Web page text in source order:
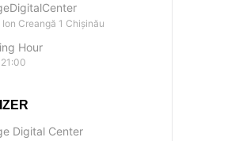
Ion Creangă 1 Chișinău
Hour
Digital Center